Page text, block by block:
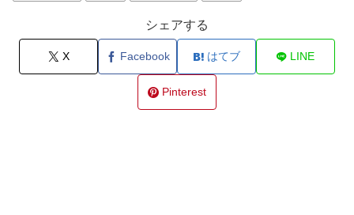
シェアする
X Facebook はてブ LINE
Pinterest